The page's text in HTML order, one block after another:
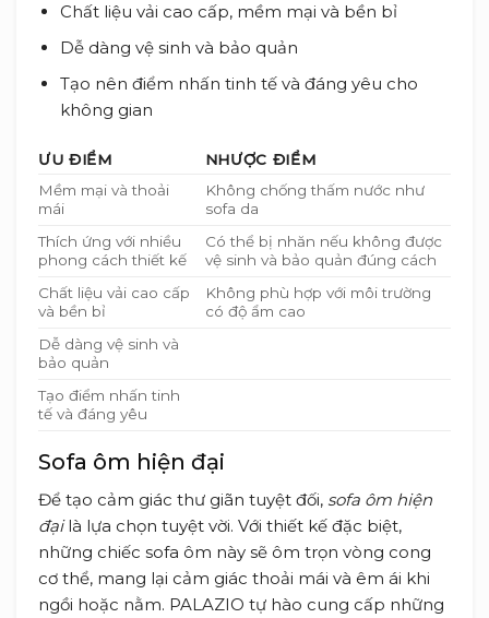
Chất liệu vải cao cấp, mềm mại và bền bỉ
Dễ dàng vệ sinh và bảo quản
Tạo nên điểm nhấn tinh tế và đáng yêu cho
không gian
ƯU ĐIỂM
NHƯỢC ĐIỂM
Mềm mại và thoải
mái
Không chống thấm nước như
sofa da
Thích ứng với nhiều
phong cách thiết kế
Có thể bị nhăn nếu không được
vệ sinh và bảo quản đúng cách
Chất liệu vải cao cấp
và bền bỉ
Không phù hợp với môi trường
có độ ẩm cao
Dễ dàng vệ sinh và
bảo quản
Tạo điểm nhấn tinh
tế và đáng yêu
Sofa ôm hiện đại
Để tạo cảm giác thư giãn tuyệt đối, sofa ôm hiện
đạilà lựa chọn tuyệt vời. Với thiết kế đặc biệt,
những chiếc sofa ôm này sẽ ôm trọn vòng cong
cơ thể, mang lại cảm giác thoải mái và êm ái khi
ngồi hoặc nằm. PALAZIO tự hào cung cấp những